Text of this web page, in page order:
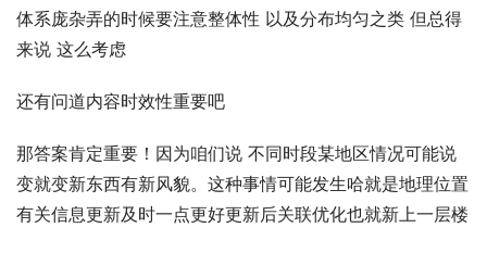
体系庞杂弄的时候要注意整体性 以及分布均匀之类 但总得
来说 这么考虑
还有问道内容时效性重要吧
那答案肯定重要！因为咱们说 不同时段某地区情况可能说
变就变新东西有新风貌。这种事情可能发生哈就是地理位置
有关信息更新及时一点更好更新后关联优化也就新上一层楼